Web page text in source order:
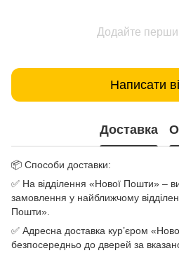
Додайте
Написати
Доставка
📦 Способи доставки:
✅ На відділення «Нової Пошти» –
замовлення у найближчому
Пошти».
✅ Адресна доставка кур’єром
безпосередньо до дверей за